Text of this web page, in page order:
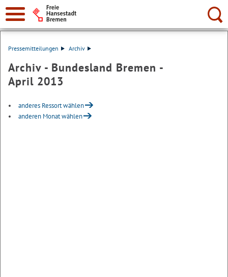
Suche:
Pressemitteilungen Archiv
Archiv - Bundesland Bremen -
April 2013
anderes Ressort wählen
anderen Monat wählen